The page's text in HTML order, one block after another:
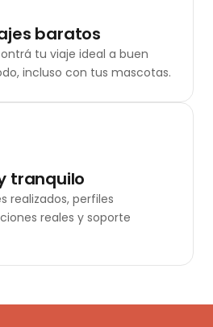
baratos
tu viaje ideal a buen
incluso con tus mascotas.
tranquilo
realizados, perfiles
reales y soporte